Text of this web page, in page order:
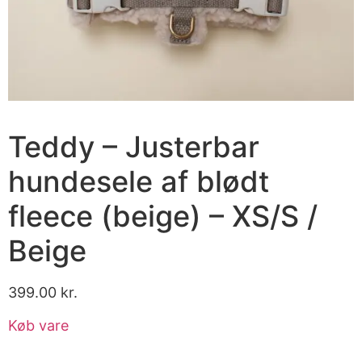
Teddy – Justerbar
hundesele af blødt
fleece (beige) – XS/S /
Beige
399.00 kr.
Køb vare